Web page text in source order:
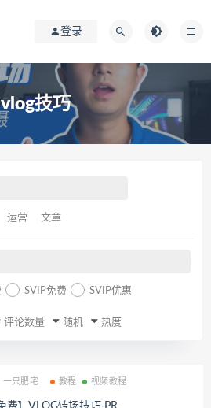
登录
vlog技巧
运营 文章
SVIP免费 SVIP优惠
评论数量 随机 热度
一只肥宅 教程 视频教程